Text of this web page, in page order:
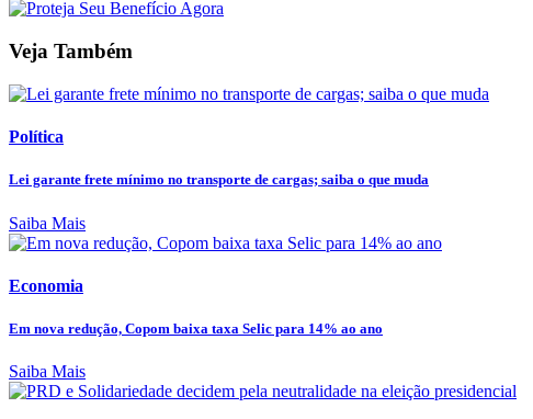
Veja Também
Política
Lei garante frete mínimo no transporte de cargas; saiba o que muda
Saiba Mais
Economia
Em nova redução, Copom baixa taxa Selic para 14% ao ano
Saiba Mais